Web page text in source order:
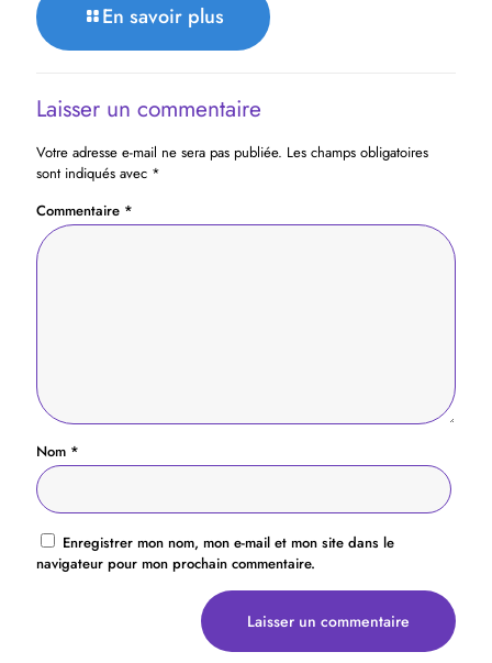
En savoir plus
Laisser un commentaire
Votre adresse e-mail ne sera pas publiée. Les champs obligatoires
sont indiqués avec *
Commentaire *
Nom *
Enregistrer mon nom, mon e-mail et mon site dans le
navigateur pour mon prochain commentaire.